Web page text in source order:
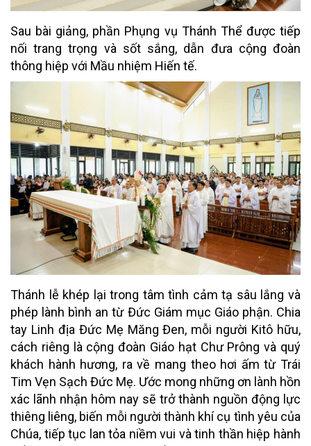
Sau bài giảng, phần Phụng vụ Thánh Thể được tiếp
nối trang trọng và sốt sắng, dẫn đưa cộng đoàn
thông hiệp với Mầu nhiệm Hiến tế.
Thánh lễ khép lại trong tâm tình cảm tạ sâu lắng và
phép lành bình an từ Đức Giám mục Giáo phận. Chia
tay Linh địa Đức Mẹ Măng Đen, mỗi người Kitô hữu,
cách riêng là cộng đoàn Giáo hạt Chư Prông và quý
khách hành hương, ra về mang theo hơi ấm từ Trái
Tim Vẹn Sạch Đức Mẹ. Ước mong những ơn lành hồn
xác lãnh nhận hôm nay sẽ trở thành nguồn động lực
thiêng liêng, biến mỗi người thành khí cụ tình yêu của
Chúa, tiếp tục lan tỏa niềm vui và tinh thần hiệp hành